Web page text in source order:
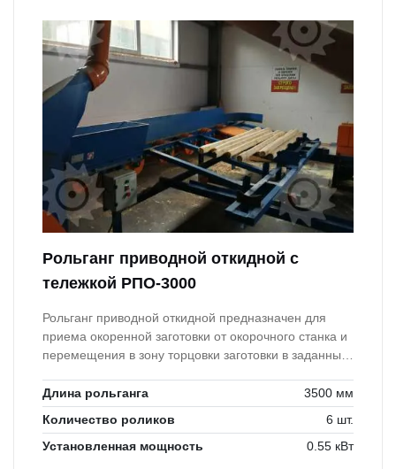
Рольганг приводной откидной с
тележкой РПО-3000
Рольганг приводной откидной предназначен для
приема окоренной заготовки от окорочного станка и
перемещения в зону торцовки заготовки в заданный
Длина рольганга
3500 мм
Количество роликов
6 шт.
Установленная мощность
0.55 кВт